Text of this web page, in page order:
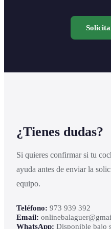
¿Tienes dudas?
Si quieres confirmar si tu
ayuda antes de enviar la
equipo.
Teléfono: 973 939 392
Email:
WhatsApp: Disponible bajo